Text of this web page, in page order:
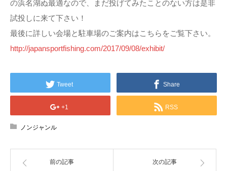
の浜名湖ぬ最適なので、まだ投げてみたことのない方は是非
試投しに来て下さい！
最後に詳しい会場と駐車場のご案内はこちらをご覧下さい。
http://japansportfishing.com/2017/09/08/exhibit/
Tweet Share
+1 RSS
ノンジャンル
前の記事 次の記事